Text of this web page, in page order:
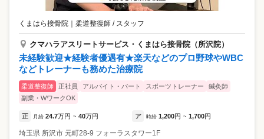
くまはら接骨院 柔道整復師 / スタッフ
クマハラアスリートサービス・くまはら接骨院（所沢院）
未経験歓迎★経験者優遇有★楽天などのプロ野球やWBC
などトレーナーも務めた治療院
柔道整復師 正社員 アルバイト・パート スポーツトレーナー
鍼灸師
副業・WワークOK
正 月給 24.7万円 ~ 40万円 ア 時給 1,200円 ~ 1,700円
埼玉県 所沢市 元町28-9 フォーラスタワー1F